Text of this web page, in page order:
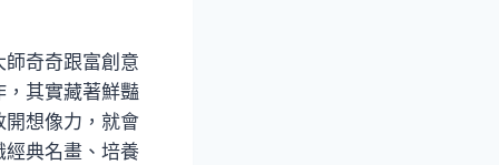
奇奇跟富創意
，其實藏著鮮豔
開想像力，就會
經典名畫、培養